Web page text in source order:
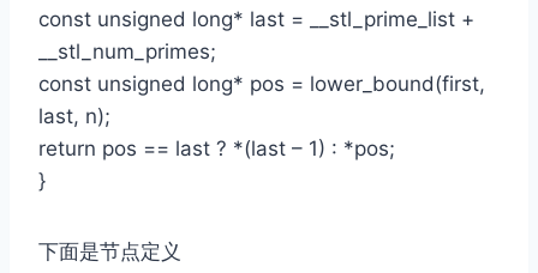
const unsigned long* last = __stl_prime_list +
__stl_num_primes;
const unsigned long* pos = lower_bound(first,
last, n);
return pos == last ? *(last – 1) : *pos;
}
下面是节点定义